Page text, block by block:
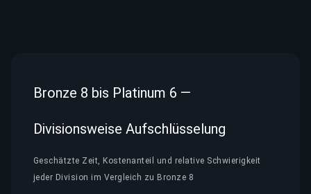
Bronze 8 bis Platinum 6 —
Divisionsweise Aufschlüsselung
Geschätzte Zeit, Kostenanteil und relative Schwierigkeit
jeder Division im Vergleich zu Bronze 8